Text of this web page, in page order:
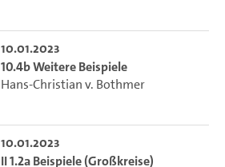
10.01.2023
10.4b Weitere Beispiele
Hans-Christian v. Bothmer
10.01.2023
II 1.2a Beispiele (Großkreise)